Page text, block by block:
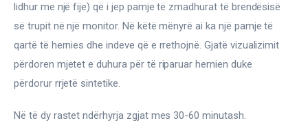
lidhur me një fije) që i jep pamje të zmadhurat të brendësisë
së trupit në një monitor. Në këtë mënyrë ai ka një pamje të
qartë të hernies dhe indeve që e rrethojnë. Gjatë vizualizimit
përdoren mjetet e duhura për të riparuar hernien duke
përdorur rrjetë sintetike.
Në të dy rastet ndërhyrja zgjat mes 30-60 minutash.